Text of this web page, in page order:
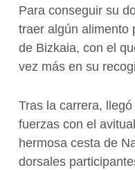
Para conseguir su
traer algún alimento
de Bizkaia, con el
vez más en su
Tras la carrera,
fuerzas con el
hermosa cesta de
dorsales